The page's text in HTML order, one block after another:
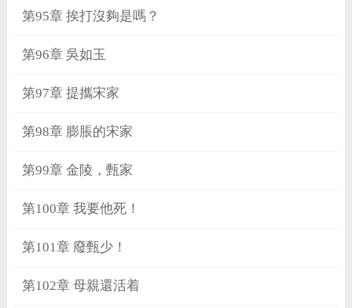
第95章 挨打沒夠是嗎？
第96章 吳如玉
第97章 提攜宋家
第98章 膨脹的宋家
第99章 金陵，甄家
第100章 我要他死！
第101章 廢甄少！
第102章 母親還活着